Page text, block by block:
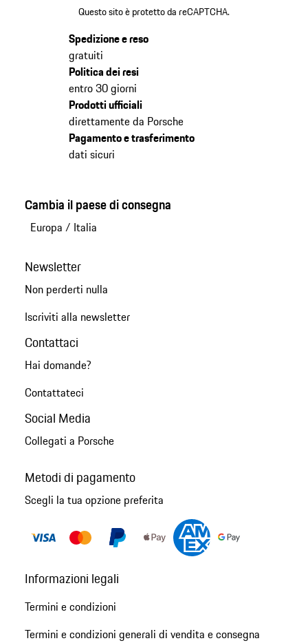
Questo sito è protetto da reCAPTCHA.
Spedizione e reso
gratuiti
Politica dei resi
entro 30 giorni
Prodotti ufficiali
direttamente da Porsche
Pagamento e trasferimento
dati sicuri
Cambia il paese di consegna
Europa / Italia
Newsletter
Non perderti nulla
Iscriviti alla newsletter
Contattaci
Hai domande?
Contattateci
Social Media
Collegati a Porsche
Metodi di pagamento
Scegli la tua opzione preferita
Informazioni legali
Termini e condizioni
Termini e condizioni generali di vendita e consegna